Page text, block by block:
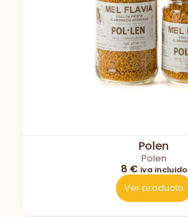
Polen
Polen
8 € iva incluido
Ver producto